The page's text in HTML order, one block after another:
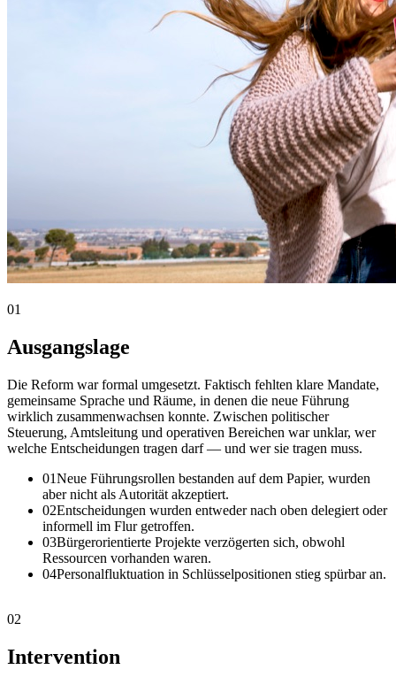
01
Ausgangslage
Die Reform war formal umgesetzt. Faktisch fehlten klare Mandate,
gemeinsame Sprache und Räume, in denen die neue Führung
wirklich zusammenwachsen konnte. Zwischen politischer
Steuerung, Amtsleitung und operativen Bereichen war unklar, wer
welche Entscheidungen tragen darf — und wer sie tragen muss.
01Neue Führungsrollen bestanden auf dem Papier, wurden
aber nicht als Autorität akzeptiert.
02Entscheidungen wurden entweder nach oben delegiert oder
informell im Flur getroffen.
03Bürgerorientierte Projekte verzögerten sich, obwohl
Ressourcen vorhanden waren.
04Personalfluktuation in Schlüsselpositionen stieg spürbar an.
02
Intervention